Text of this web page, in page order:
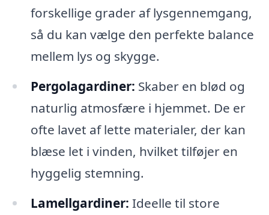
forskellige grader af lysgennemgang,
så du kan vælge den perfekte balance
mellem lys og skygge.
Pergolagardiner: Skaber en blød og
naturlig atmosfære i hjemmet. De er
ofte lavet af lette materialer, der kan
blæse let i vinden, hvilket tilføjer en
hyggelig stemning.
Lamellgardiner: Ideelle til store